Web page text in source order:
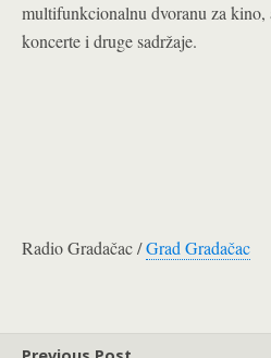
multifunkcionalnu dvoranu za kino,
koncerte i druge sadržaje.
Radio Gradačac /Grad Gradačac